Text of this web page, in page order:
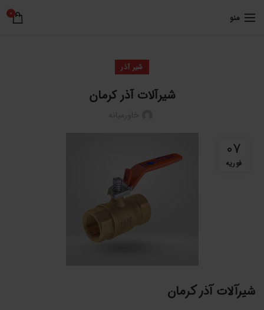
منو 0
شیر آذر
شیرآلات آذر کرمان
07
فوریه
شیرآلات آذر کرمان